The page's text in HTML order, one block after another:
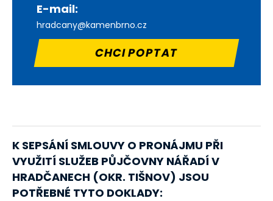
E-mail:
hradcany@kamenbrno.cz
CHCI POPTAT
K SEPSÁNÍ SMLOUVY O PRONÁJMU PŘI
VYUŽITÍ SLUŽEB PŮJČOVNY NÁŘADÍ V
HRADČANECH (OKR. TIŠNOV) JSOU
POTŘEBNÉ TYTO DOKLADY: